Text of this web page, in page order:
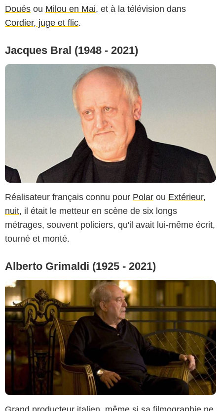
Doués ou Milou en Mai, et à la télévision dans
Cordier, juge et flic.
Jacques Bral (1948 - 2021)
Réalisateur français connu pour Polar ou Extérieur,
nuit, il était le metteur en scène de six longs
métrages, souvent policiers, qu'il avait lui-même écrit,
tourné et monté.
Alberto Grimaldi (1925 - 2021)